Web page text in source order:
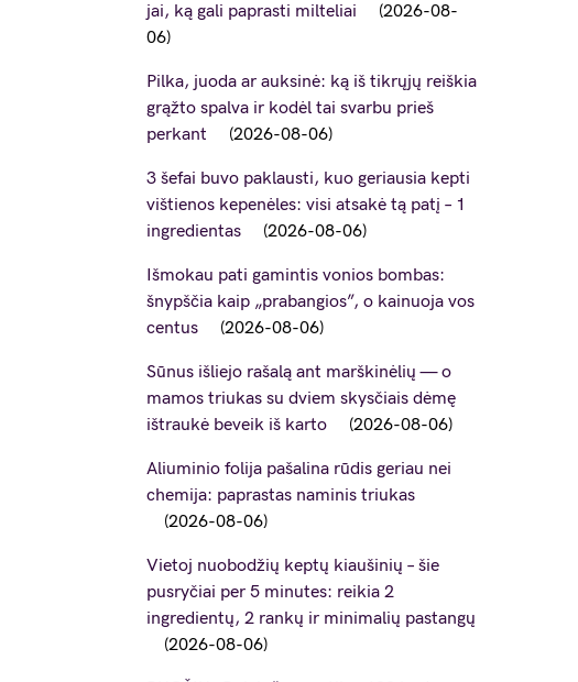
jai, ką gali paprasti milteliai
2026-08-
06
Pilka, juoda ar auksinė: ką iš tikrųjų reiškia
grąžto spalva ir kodėl tai svarbu prieš
perkant
2026-08-06
3 šefai buvo paklausti, kuo geriausia kepti
vištienos kepenėles: visi atsakė tą patį – 1
ingredientas
2026-08-06
Išmokau pati gamintis vonios bombas:
šnypščia kaip „prabangios”, o kainuoja vos
centus
2026-08-06
Sūnus išliejo rašalą ant marškinėlių — o
mamos triukas su dviem skysčiais dėmę
ištraukė beveik iš karto
2026-08-06
Aliuminio folija pašalina rūdis geriau nei
chemija: paprastas naminis triukas
2026-08-06
Vietoj nuobodžių keptų kiaušinių – šie
pusryčiai per 5 minutes: reikia 2
ingredientų, 2 rankų ir minimalių pastangų
2026-08-06